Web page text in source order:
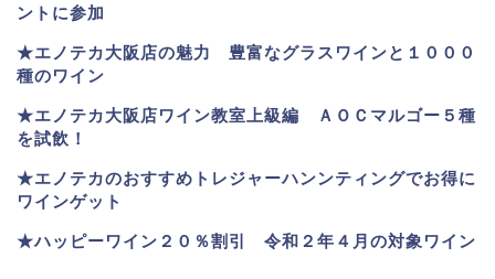
ントに参加
★エノテカ大阪店の魅力 豊富なグラスワインと１０００
種のワイン
★エノテカ大阪店ワイン教室上級編 ＡＯＣマルゴー５種
を試飲！
★エノテカのおすすめトレジャーハンンティングでお得に
ワインゲット
★ハッピーワイン２０％割引 令和２年４月の対象ワイン